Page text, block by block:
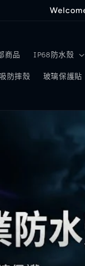
商品 IP68防水殼
防摔殼 玻璃保護貼